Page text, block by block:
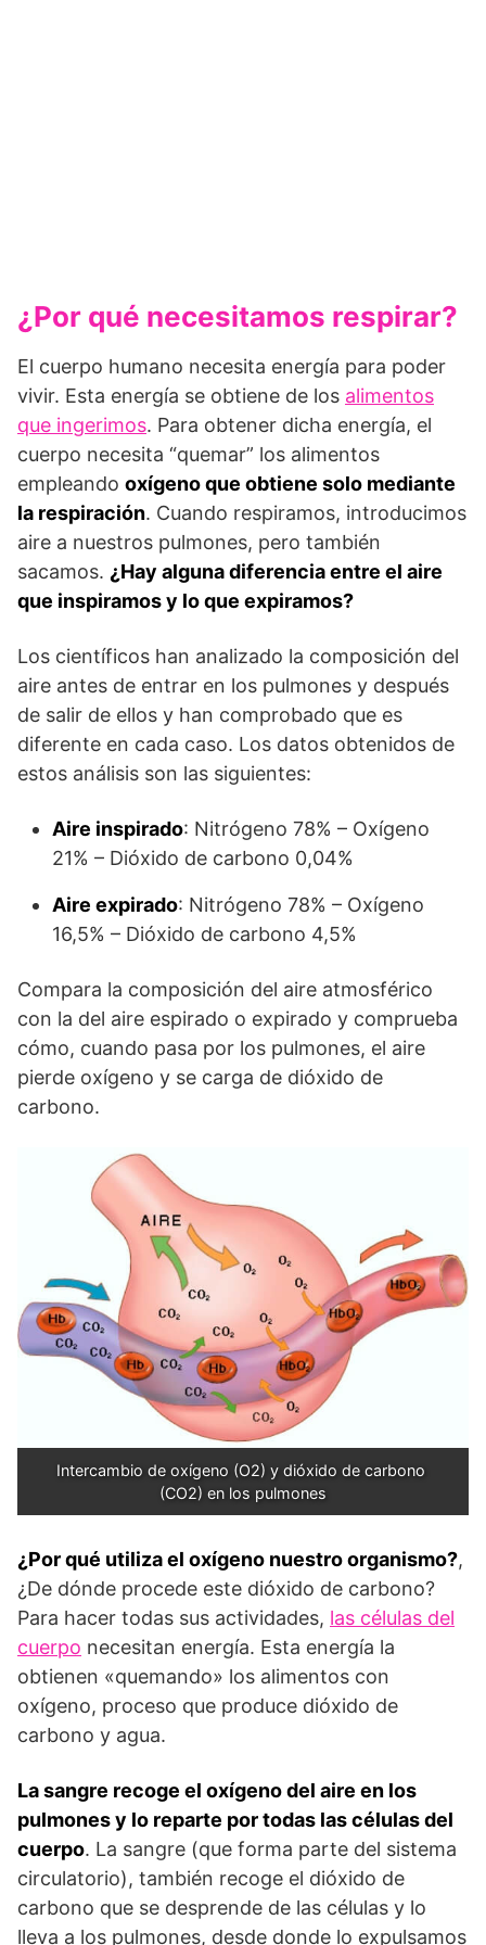
¿Por qué necesitamos respirar?
El cuerpo humano necesita energía para poder
vivir. Esta energía se obtiene de los alimentos
que ingerimos. Para obtener dicha energía, el
cuerpo necesita “quemar” los alimentos
empleando oxígeno que obtiene solo mediante
la respiración. Cuando respiramos, introducimos
aire a nuestros pulmones, pero también
sacamos. ¿Hay alguna diferencia entre el aire
que inspiramos y lo que expiramos?
Los científicos han analizado la composición del
aire antes de entrar en los pulmones y después
de salir de ellos y han comprobado que es
diferente en cada caso. Los datos obtenidos de
estos análisis son las siguientes:
Aire inspirado: Nitrógeno 78% – Oxígeno
21% – Dióxido de carbono 0,04%
Aire expirado: Nitrógeno 78% – Oxígeno
16,5% – Dióxido de carbono 4,5%
Compara la composición del aire atmosférico
con la del aire espirado o expirado y comprueba
cómo, cuando pasa por los pulmones, el aire
pierde oxígeno y se carga de dióxido de
carbono.
Intercambio de oxígeno (O2) y dióxido de carbono
(CO2) en los pulmones
¿Por qué utiliza el oxígeno nuestro organismo?,
¿De dónde procede este dióxido de carbono?
Para hacer todas sus actividades, las células del
cuerpo necesitan energía. Esta energía la
obtienen «quemando» los alimentos con
oxígeno, proceso que produce dióxido de
carbono y agua.
La sangre recoge el oxígeno del aire en los
pulmones y lo reparte por todas las células del
cuerpo. La sangre (que forma parte del sistema
circulatorio), también recoge el dióxido de
carbono que se desprende de las células y lo
lleva a los pulmones, desde donde lo expulsamos